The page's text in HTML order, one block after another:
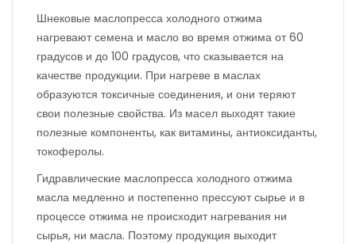
Шнековые маслопресса холодного отжима
нагревают семена и масло во время отжима от 60
градусов и до 100 градусов, что сказывается на
качестве продукции. При нагреве в маслах
образуются токсичные соединения, и они теряют
свои полезные свойства. Из масел выходят такие
полезные компоненты, как витамины, антиоксиданты,
токоферолы.
Гидравлические маслопресса холодного отжима
масла медленно и постепенно прессуют сырье и в
процессе отжима не происходит нагревания ни
сырья, ни масла. Поэтому продукция выходит